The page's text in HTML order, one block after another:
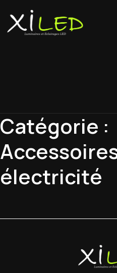
Catégorie :
électricité